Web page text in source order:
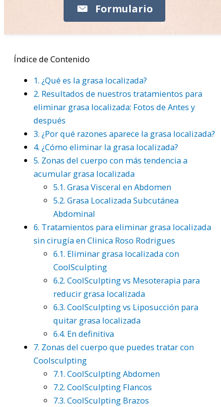
Formulario
Índice de Contenido
1. ¿Qué es la grasa localizada?
2. Resultados de nuestros tratamientos para
eliminar grasa localizada: Fotos de Antes y
después
3. ¿Por qué razones aparece la grasa localizada?
4. ¿Cómo eliminar la grasa localizada?
5. Zonas del cuerpo con más tendencia a
acumular grasa localizada
5.1. Grasa Visceral en Abdomen
5.2. Grasa Localizada Subcutánea
Abdominal
6. Tratamientos para eliminar grasa localizada
sin cirugía en Clinica Roso Rodrigues
6.1. Eliminar grasa localizada con
CoolSculpting
6.2. CoolSculpting vs Mesoterapia para
reducir grasa localizada
6.3. CoolSculpting vs Liposucción para
quitar grasa localizada
6.4. En definitiva
7. Zonas del cuerpo que puedes tratar con
Coolsculpting
7.1. CoolSculpting Abdomen
7.2. CoolSculpting Flancos
7.3. CoolSculpting Brazos